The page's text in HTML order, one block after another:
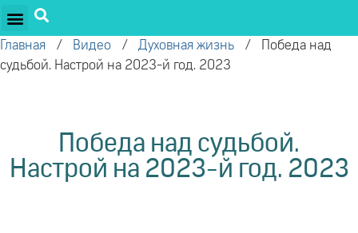
Главная / Видео / Духовная жизнь /
Победа над
судьбой. Настрой на 2023-й год. 2023
Победа над судьбой.
Настрой на 2023-й год. 2023